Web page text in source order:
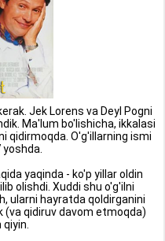
Jek Lorens va Deyl Pogni
Ma'lum bo'lishicha, ikkalasi
qidirmoqda. O'g'illarning ismi
yoshda.
yaqinda - ko'p yillar oldin
olishdi. Xuddi shu o'g'ilni
ularni hayratda qoldirganini
(va qidiruv davom etmoqda)